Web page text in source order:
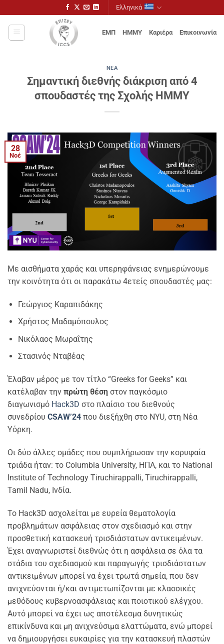
στο
περιεχόμενο
Ελληνικά
ΕΜΠ ΗΜΜΥ Καριέρα Επικοινωνία
ΝΈΑ
Σημαντική διεθνής διάκριση από 4
σπουδαστές της Σχολής ΗΜΜΥ
28
Νοέ
Με αισθήματα χαράς και υπερηφάνειας ενημερώνουμε
την κοινότητα ότι οι παρακάτω 4ετείς σπουδαστές μας:
Γεώργιος Καραπιδάκης
Χρήστος Μαδαμόπουλος
Νικόλαος Μωραΐτης
Στασινός Νταβέας
Έλαβαν μέρος με τον τίτλο “Greeks for Geeks” και
κατέλαβαν την πρώτη θέση στον παγκόσμιο
διαγωνισμό Hack3D στο πλαίσιο του διεθνούς
συνεδρίου CSAW’24 που διεξήχθη στο NYU, στη Νέα
Υόρκη.
Οι δύο άλλες ομάδες που συμπλήρωσαν την κορυφαία
τριάδα ήταν: το Columbia University, ΗΠΑ, και το National
Institute of Technology Tiruchirappalli, Tiruchirappalli,
Tamil Nadu, Ινδία.
Το Hack3D ασχολείται με ευρεία θεματολογία
προβλημάτων ασφάλειας στον σχεδιασμό και στην
προσθετική κατασκευή τρισδιάστατων αντικειμένων.
Έχει αναγνωριστεί διεθνώς ότι η ασφάλεια σε όλα τα
στάδια του σχεδιασμού και παραγωγής τρισδιάστατων
αντικειμένων μπορεί να έχει τρωτά σημεία, που δεν
ανιχνεύονται ή/και αντιμετωπίζονται με κλασσικές
μεθόδους κυβερνοασφάλειας και ποιοτικού ελέγχου.
Αυτό μπορεί να έχει ως αποτέλεσμα δυνητικώς
επικίνδυνα και μη ανιχνεύσιμα ελαττώματα, ενώ μπορεί
να δημιουργήσει ευκαιρίες για την κατασκευή πλαστών